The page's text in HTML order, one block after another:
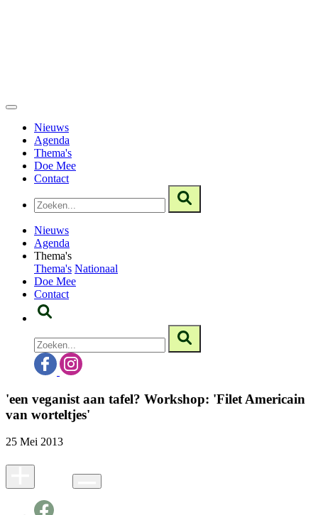
Nieuws
Agenda
Thema's
Doe Mee
Contact
Nieuws
Agenda
Thema's
Thema's Nationaal
Doe Mee
Contact
'een veganist aan tafel? Workshop: 'Filet Americain
van worteltjes'
25 Mei 2013